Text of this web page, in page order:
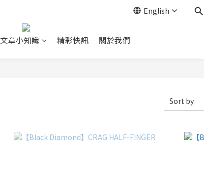
English
文章小知識 精彩快訊 關於我們
Sort by